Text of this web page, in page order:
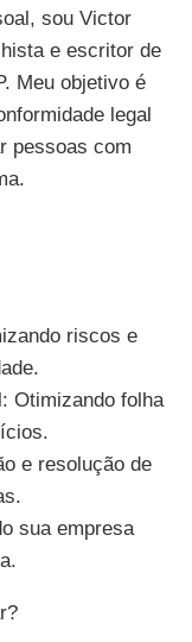
sou Victor
e escritor de
Meu objetivo é
legal
pessoas com
riscos e
Otimizando folha
e resolução de
sua empresa